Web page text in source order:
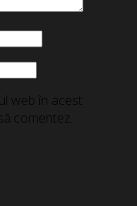
web în acest
comentez.